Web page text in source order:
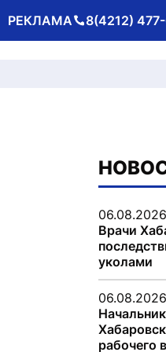
РЕКЛАМА
Телефон 8(4212)
06.08.2026
Врачи
уколами
06.08.2026
рабочего